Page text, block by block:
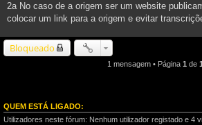
2a No caso de a origem ser um website
colocar um link para a origem e evitar
Bloqueado
1 mensagem • Página 1 de 1
QUEM ESTÁ LIGADO:
Utilizadores neste fórum: Nenhum utilizador registado e 4